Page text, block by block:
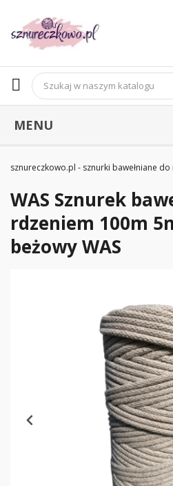
MENU
sznureczkowo.pl - sznurki bawełniane
WAS Sznurek
rdzeniem 100m
beżowy WAS